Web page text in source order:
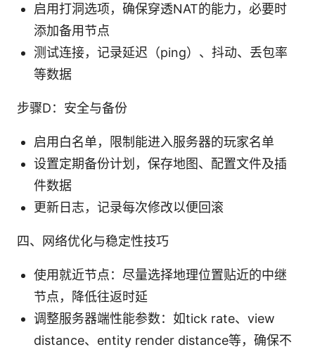
启用打洞选项，确保穿透NAT的能力，必要时
添加备用节点
测试连接，记录延迟（ping）、抖动、丢包率
等数据
步骤D：安全与备份
启用白名单，限制能进入服务器的玩家名单
设置定期备份计划，保存地图、配置文件及插
件数据
更新日志，记录每次修改以便回滚
四、网络优化与稳定性技巧
使用就近节点：尽量选择地理位置贴近的中继
节点，降低往返时延
调整服务器端性能参数：如tick rate、view
distance、entity render distance等，确保不